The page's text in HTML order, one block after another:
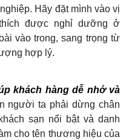
Hãy đặt mình vào vị
được nghỉ dưỡng ở
vào trong, sang trọng từ
hợp lý.
khách hàng dễ nhớ và
người ta phải dừng chân
sạn nổi bật và danh
cho tên thương hiệu của